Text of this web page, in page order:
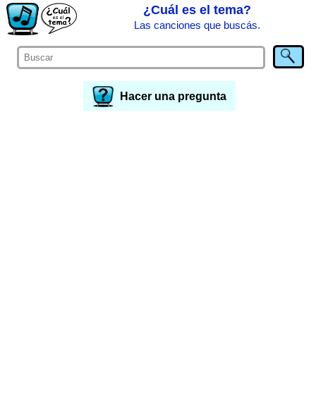
¿Cuál es el tema?
Las canciones que buscás.
Hacer una pregunta